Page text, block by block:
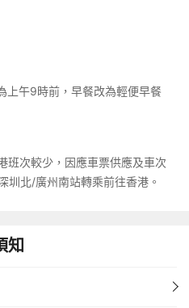
上午9時前，早餐改為輕便早餐
班次較少，因應車票供應及車次
圳北/廣州南站轉乘前往香港。
知